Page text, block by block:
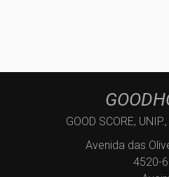
GOOD SCORE,
Avenida das
4520-